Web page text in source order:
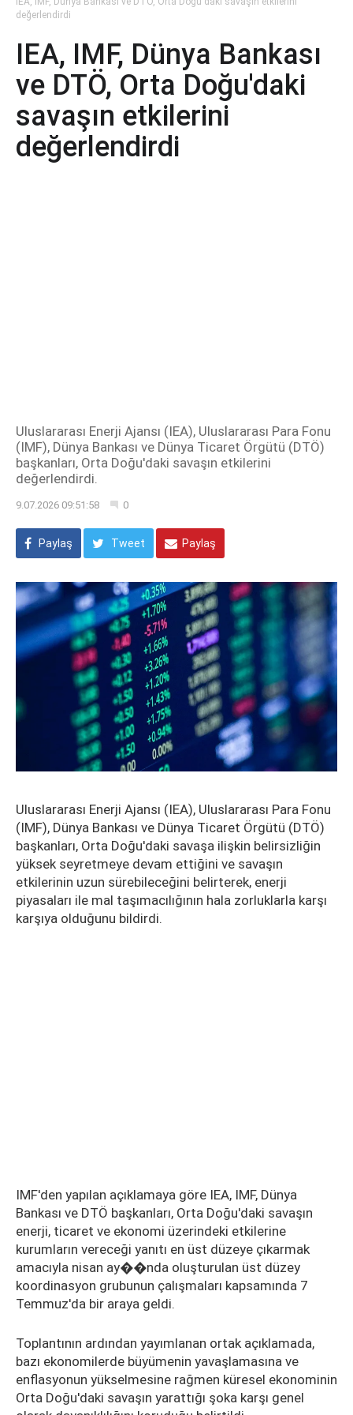
değerlendirdi
IEA, IMF, Dünya Bankası
ve DTÖ, Orta Doğu'daki
savaşın etkilerini
değerlendirdi
Uluslararası Enerji Ajansı (IEA), Uluslararası Para Fonu
(IMF), Dünya Bankası ve Dünya Ticaret Örgütü (DTÖ)
başkanları, Orta Doğu'daki savaşın etkilerini
değerlendirdi.
9.07.2026 09:51:58 0
Paylaş Tweet Paylaş
Uluslararası Enerji Ajansı (IEA), Uluslararası Para Fonu
(IMF), Dünya Bankası ve Dünya Ticaret Örgütü (DTÖ)
başkanları, Orta Doğu'daki savaşa ilişkin belirsizliğin
yüksek seyretmeye devam ettiğini ve savaşın
etkilerinin uzun sürebileceğini belirterek, enerji
piyasaları ile mal taşımacılığının hala zorluklarla karşı
karşıya olduğunu bildirdi.
IMF'den yapılan açıklamaya göre IEA, IMF, Dünya
Bankası ve DTÖ başkanları, Orta Doğu'daki savaşın
enerji, ticaret ve ekonomi üzerindeki etkilerine
kurumların vereceği yanıtı en üst düzeye çıkarmak
amacıyla nisan ay��nda oluşturulan üst düzey
koordinasyon grubunun çalışmaları kapsamında 7
Temmuz'da bir araya geldi.
Toplantının ardından yayımlanan ortak açıklamada,
bazı ekonomilerde büyümenin yavaşlamasına ve
enflasyonun yükselmesine rağmen küresel ekonominin
Orta Doğu'daki savaşın yarattığı şoka karşı genel